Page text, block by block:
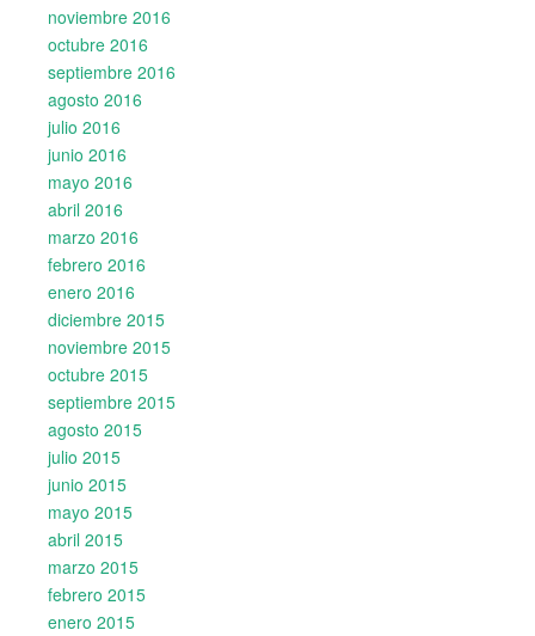
noviembre 2016
octubre 2016
septiembre 2016
agosto 2016
julio 2016
junio 2016
mayo 2016
abril 2016
marzo 2016
febrero 2016
enero 2016
diciembre 2015
noviembre 2015
octubre 2015
septiembre 2015
agosto 2015
julio 2015
junio 2015
mayo 2015
abril 2015
marzo 2015
febrero 2015
enero 2015